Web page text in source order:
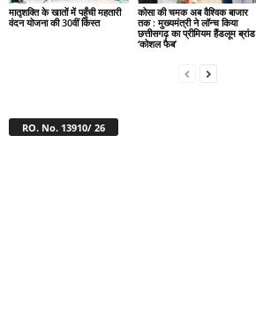
मातृशक्ति के खातों में पहुँची महतारी
वंदन योजना की 30वीं किस्त
कोसा की चमक अब वैश्विक बाजार
तक : मुख्यमंत्री ने लॉन्च किया
छत्तीसगढ़ का प्रीमियम हैंडलूम ब्रांड
‘कोशल फैब’
RO. No. 13910/ 26